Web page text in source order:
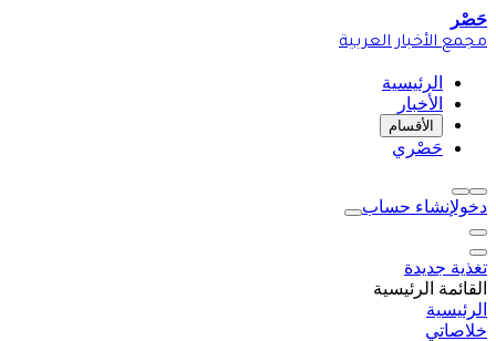
حَصْر
مجمع الأخبار العربية
الرئيسية
الأخبار
الأقسام
حَصْري
دخولإنشاء حساب
تغذية جديدة
القائمة الرئيسية
الرئيسية
خلاصاتي